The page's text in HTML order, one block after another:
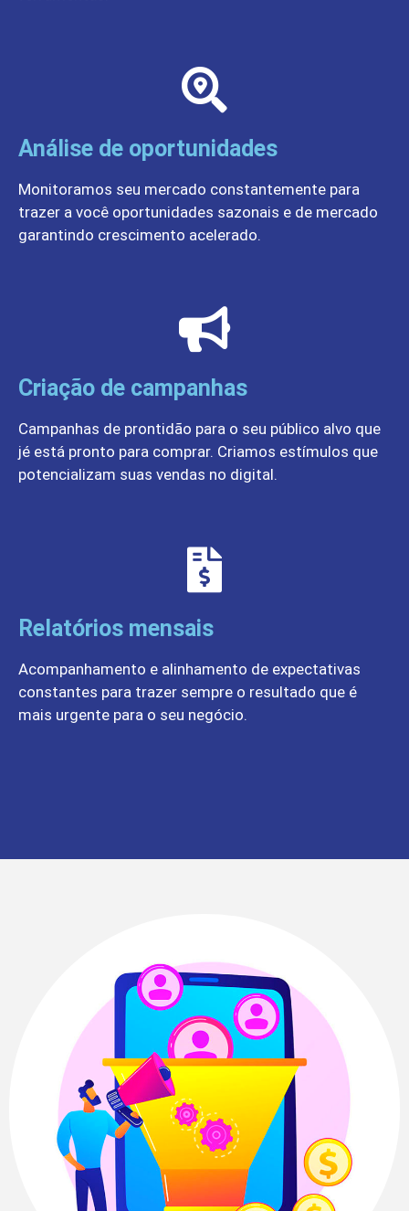
Análise de oportunidades
Monitoramos seu mercado constantemente para
trazer a você oportunidades sazonais e de mercado
garantindo crescimento acelerado.
Criação de campanhas
Campanhas de prontidão para o seu público alvo que
jé está pronto para comprar. Criamos estímulos que
potencializam suas vendas no digital.
Relatórios mensais
Acompanhamento e alinhamento de expectativas
constantes para trazer sempre o resultado que é
mais urgente para o seu negócio.